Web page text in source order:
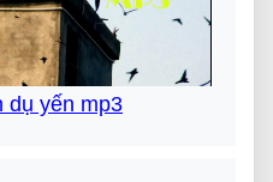
dụ yến mp3